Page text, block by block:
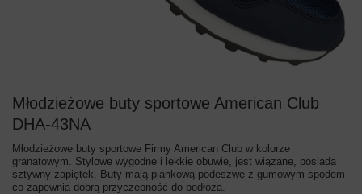
Młodzieżowe buty sportowe American Club
DHA-43NA
Młodzieżowe buty sportowe Firmy American Club w kolorze
granatowym. Stylowe wygodne i lekkie obuwie, jest wiązane, posiada
sztywny zapiętek. Buty mają piankową podeszwę z gumowym spodem
co zapewnia dobrą przyczepność do podłoża.